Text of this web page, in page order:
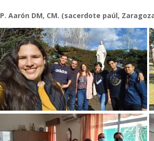
P. Aarón DM, CM. (sacerdote paúl,